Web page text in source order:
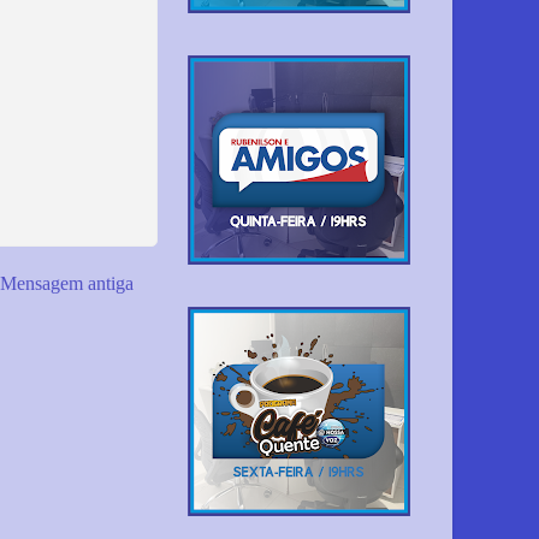
Mensagem antiga